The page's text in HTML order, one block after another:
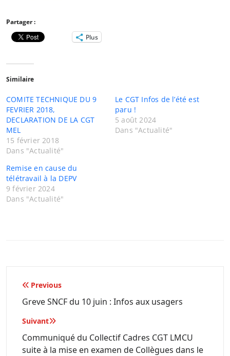
Partager :
Plus
Similaire
COMITE TECHNIQUE DU 9
FEVRIER 2018,
DECLARATION DE LA CGT
MEL
15 février 2018
Dans "Actualité"
Le CGT Infos de l’été est
paru !
5 août 2024
Dans "Actualité"
Remise en cause du
télétravail à la DEPV
9 février 2024
Dans "Actualité"
Navigation
de
l’article
Previous
Greve SNCF du 10 juin : Infos aux usagers
Suivant
Communiqué du Collectif Cadres CGT LMCU
suite à la mise en examen de Collègues dans le